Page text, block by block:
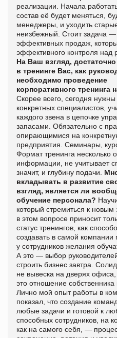
реализации. Начала
состав её будет меняться,
менеджеры, и уходить
неизбежный. Стоит задача —
эффективных продаж,
эффективного контроля над
На Ваш взгляд,
в тренинге Вас, как
необходимо проведение
корпоративного тренинга
Скорее всего, сегодня
конкретных специалистов,
каждого звена в цепочке
запасами. Обязательно с
опирающимися на
предприятия. Семинары,
Форматтренинга несколько
информации, не учитывает
значит, и глубину подачи.
вкладывать в развитие
взгляд, является ли
обучение персонала?
который стремиться к
в этом вопросе приносит
статус тренингов, как
создавать в самой
у сотрудников желания
А это — выбор
строить бизнес завтра.
не вывеска на дверях офиса,
это отношение
Лично мой опыт работы в
показал, что создание
любые задачи и готовой к
способных сотрудников, на
как на самого себя, —